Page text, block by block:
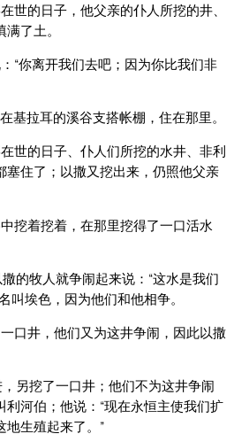
世的日子，他父亲的仆人所挖的井、
了土。
“你离开我们去吧；因为你比我们非
基拉耳的溪谷支搭帐棚，住在那里。
世的日子、仆人们所挖的水井、非利
塞住了；以撒又挖出来，仍照他父亲
挖着挖着，在那里挖得了一口活水
的牧人就争闹起来说：“这水是我们
叫埃色，因为他们和他相争。
口井，他们又为这井争闹，因此以撒
另挖了一口井；他们不为这井争闹
利河伯；他说：“现在永恒主使我们扩
地生殖起来了。”